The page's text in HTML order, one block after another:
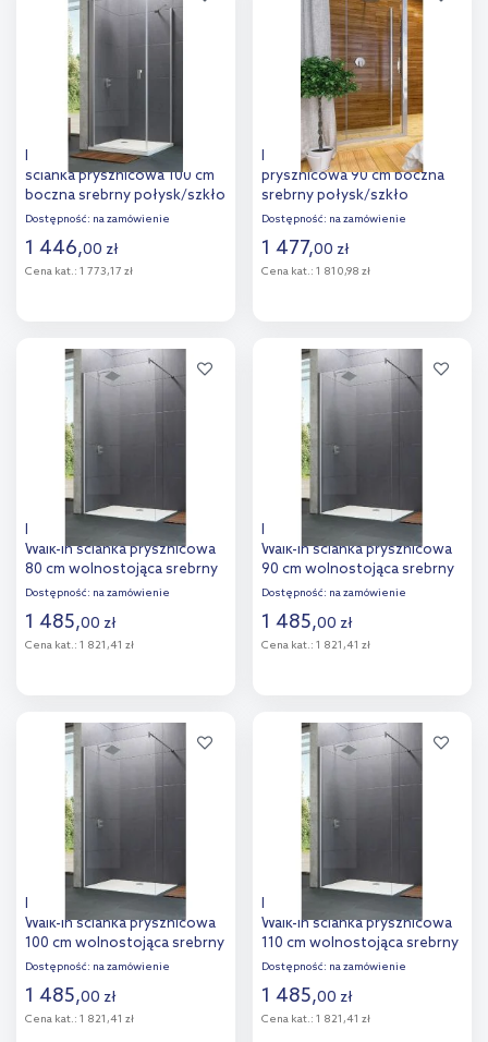
porównania porównania
Hüppe Design Pure 4-kąt
ścianka prysznicowa 100 cm
boczna srebrny połysk/szkło
przezroczyste Anti-Plaque
Dostępność: na zamówienie
1 446,00 zł
Cena kat.: 1 773,17 zł
Dodaj do
porównania
Hüppe Ena 2.0 4-kąt ścianka
prysznicowa 90 cm boczna
srebrny połysk/szkło
przezroczyste Anti-Plaque
Dostępność: na zamówienie
1 477,00 zł
Cena kat.: 1 810,98 zł
Dodaj do
porównania
Hüppe Design Pure 4-kąt
Walk-In ścianka prysznicowa
80 cm wolnostojąca srebrny
połysk/szkło przezroczyste
Dostępność: na zamówienie
1 485,00 zł
Cena kat.: 1 821,41 zł
Dodaj do
porównania
Hüppe Design Pure 4-kąt
Walk-In ścianka prysznicowa
90 cm wolnostojąca srebrny
połysk/szkło przezroczyste
Dostępność: na zamówienie
1 485,00 zł
Cena kat.: 1 821,41 zł
Dodaj do
porównania
Hüppe Design Pure 4-kąt
Walk-In ścianka prysznicowa
100 cm wolnostojąca srebrny
połysk/szkło przezroczyste
Dostępność: na zamówienie
1 485,00 zł
Cena kat.: 1 821,41 zł
Hüppe Design Pure 4-kąt
Walk-In ścianka prysznicowa
110 cm wolnostojąca srebrny
połysk/szkło przezroczyste
Dostępność: na zamówienie
1 485,00 zł
Cena kat.: 1 821,41 zł